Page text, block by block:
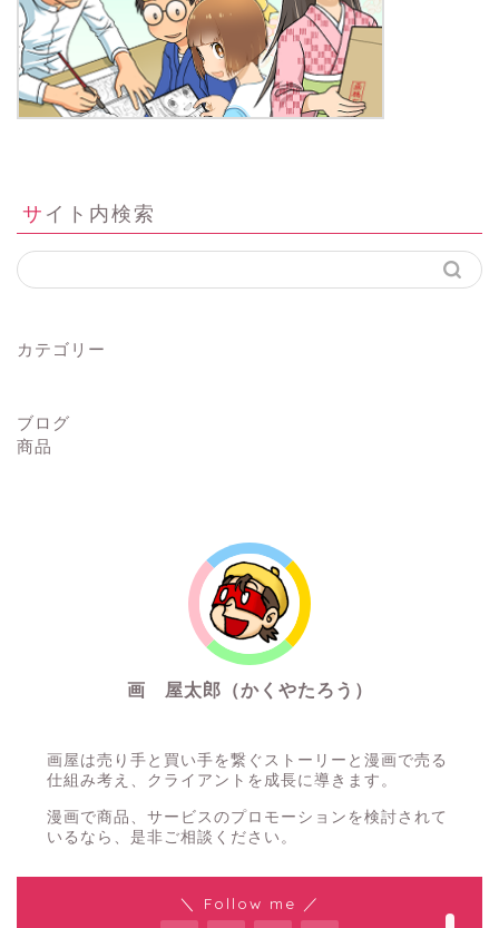
サイト内検索
カテゴリー
ブログ
商品
画 屋太郎（かくやたろう）
画屋は売り手と買い手を繋ぐストーリーと漫画で売る
仕組み考え、クライアントを成長に導きます。
漫画で商品、サービスのプロモーションを検討されて
いるなら、是非ご相談ください。
＼ Follow me ／